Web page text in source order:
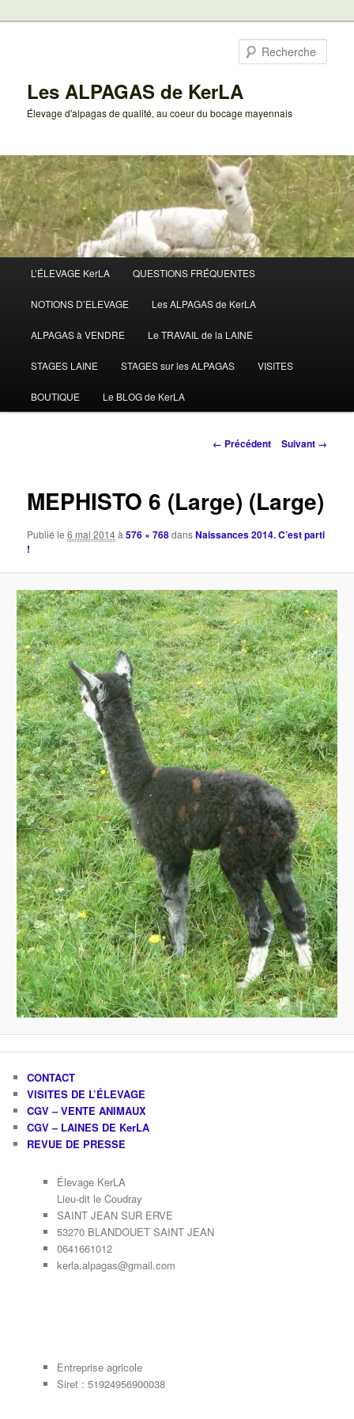
Les ALPAGAS de KerLA
Élevage d'alpagas de qualité, au coeur du bocage mayennais
principal
L’ÉLEVAGE KerLA QUESTIONS FRÉQUENTES
NOTIONS D’ELEVAGE Les ALPAGAS de KerLA
ALPAGAS à VENDRE Le TRAVAIL de la LAINE
STAGES LAINE STAGES sur les ALPAGAS VISITES
BOUTIQUE Le BLOG de KerLA
Navigation
← Précédent Suivant →
MEPHISTO 6 (Large) (Large)
Publié le6 mai 2014à576 × 768dansNaissances 2014. C’est parti
!
CONTACT
VISITES DE L’ÉLEVAGE
CGV – VENTE ANIMAUX
CGV – LAINES DE KerLA
REVUE DE PRESSE
Élevage KerLA
Lieu-dit le Coudray
SAINT JEAN SUR ERVE
53270 BLANDOUET SAINT JEAN
0641661012
kerla.alpagas@gmail.com
Entreprise agricole
Siret : 51924956900038